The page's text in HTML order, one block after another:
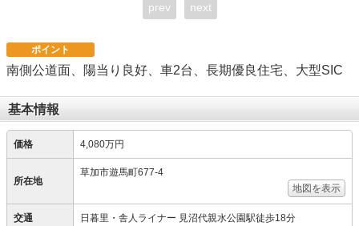
prev next
ポイント
南側公道面、陽当り良好、車2台、長期優良住宅、大型SIC
基本情報
価格 4,080万円
所在地
草加市遊馬町677-4
地図を表示
交通 日暮里・舎人ライナー 見沼代親水公園駅徒歩18分